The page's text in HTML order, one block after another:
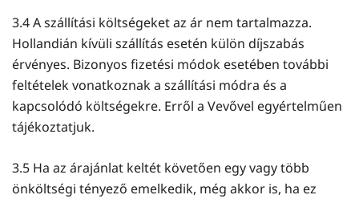
3.4 A szállítási költségeket az ár nem tartalmazza.
Hollandián kívüli szállítás esetén külön díjszabás
érvényes. Bizonyos fizetési módok esetében további
feltételek vonatkoznak a szállítási módra és a
kapcsolódó költségekre. Erről a Vevővel egyértelműen
tájékoztatjuk.
3.5 Ha az árajánlat keltét követően egy vagy több
önköltségi tényező emelkedik, még akkor is, ha ez